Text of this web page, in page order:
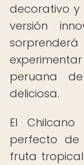
decorativo y
versión
peruana
deliciosa.
El
perfecto
fruta